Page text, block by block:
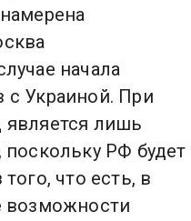
начала
с Украиной. При
лишь
РФ будет
что есть, в
возможности